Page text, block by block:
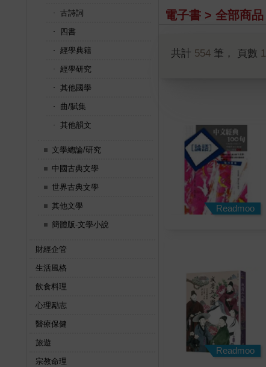
古詩詞
四書
經學典籍
經學研究
其他國學
曲/賦集
其他韻文
文學總論/研究
中國古典文學
世界古典文學
其他文學
簡體版-文學小說
財經企管
生活風格
飲食料理
心理勵志
醫療保健
旅遊
宗教命理
電子書 > 全部商品
共計 554 筆， 頁數 1
Readmoo
Readmoo